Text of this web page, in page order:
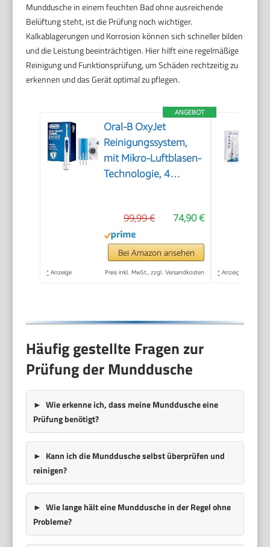
Munddusche in einem feuchten Bad ohne ausreichende
Belüftung steht, ist die Prüfung noch wichtiger.
Kalkablagerungen und Korrosion können sich schneller bilden
und die Leistung beeinträchtigen. Hier hilft eine regelmäßige
Reinigung und Funktionsprüfung, um Schäden rechtzeitig zu
erkennen und das Gerät optimal zu pflegen.
ANGEBOT
Oral-B OxyJet
Reinigungssystem,
mit Mikro-Luftblasen-
Technologie, 4
74,90 €
99,99 €
Bei Amazon ansehen
* Anzeige Preis inkl. MwSt., zzgl. Versandkosten * Anzeige
Häufig gestellte Fragen zur
Prüfung der Munddusche
Wie erkenne ich, dass meine Munddusche eine
Prüfung benötigt?
Kann ich die Munddusche selbst überprüfen und
reinigen?
Wie lange hält eine Munddusche in der Regel ohne
Probleme?